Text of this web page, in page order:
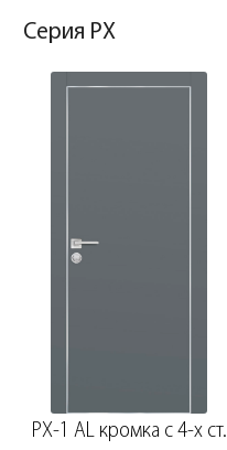
Серия PX
PX-1 AL кромка с 4-х ст.